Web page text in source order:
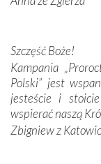
zwyczaje.
oddalone, w
Sprawiła to
kulturowa
Szczęść Boże!
Kampania
Polski” jest
jesteście i
wspierać naszą
Zbigniew z Katowic